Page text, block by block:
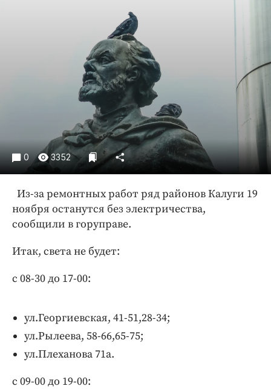
Недвижимость и ЖКХ
Образование
Общество
Праздники
Происшествия
Спорт
Экономика и бизнес
ПРОЕКТЫ
Издания
Медиаперсона
Клиника года
Бренд года
Работодатель года
0 3352
Из-за ремонтных работ ряд районов Калуги 19
ноября останутся без электричества,
сообщили в горуправе.
Итак, света не будет:
с 08-30 до 17-00:
ул.Георгиевская, 41-51,28-34;
ул.Рылеева, 58-66,65-75;
ул.Плеханова 71а.
с 09-00 до 19-00: